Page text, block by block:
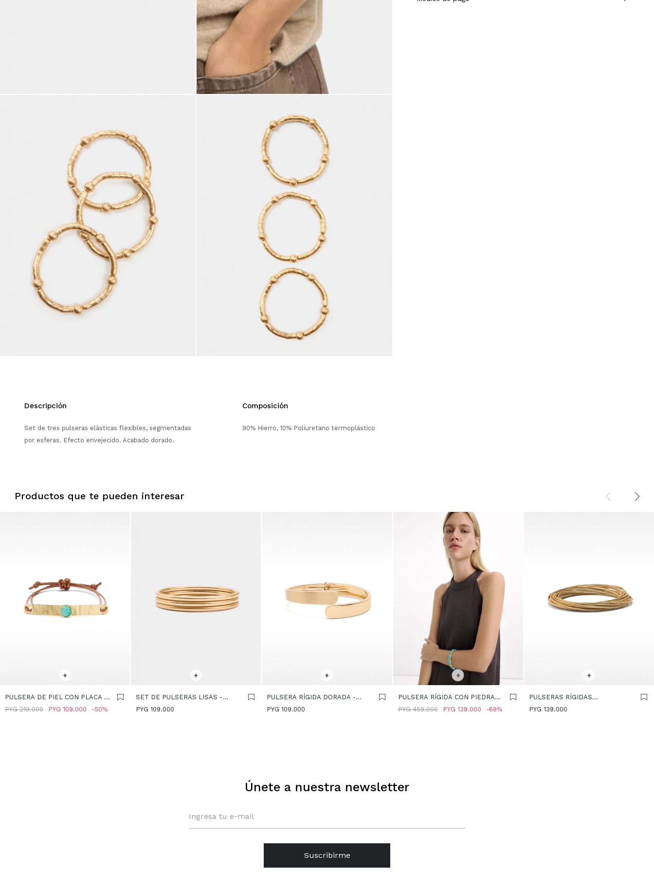
Descripción
Set de tres pulseras elásticas flexibles, segmentadas
por esferas. Efecto envejecido. Acabado dorado.
Composición
90% Hierro, 10% Poliuretano termoplástico
Productos que te pueden interesar
+
PULSERA DE PIEL CON PLACA Y
PIEDRA - AZULPYG 109.000
PYG 219.000 50
+
SET DE PULSERAS LISAS -
DORADO
PYG 109.000
+
PULSERA RÍGIDA DORADA -
DORADO
PYG 109.000
SELECCIONAR TALLE
+
PULSERA RÍGIDA CON PIEDRAS
- AZUL
PYG 139.000
PYG 459.000 69
+
PULSERAS RÍGIDAS
ENTRELAZADAS - DORADO
PYG 139.000
Únete a nuestra newsletter
Suscribirme